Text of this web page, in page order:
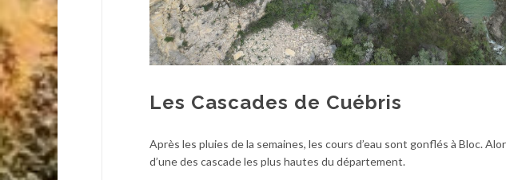
Les Cascades de Cuébris
Après les pluies de la semaines, les cours d’eau sont gonflés à Bloc.
d’une des cascade les plus hautes du département.